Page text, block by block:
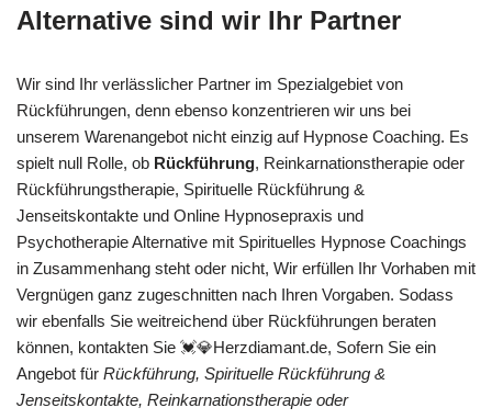
Alternative sind wir Ihr Partner
Wir sind Ihr verlässlicher Partner im Spezialgebiet von
Rückführungen, denn ebenso konzentrieren wir uns bei
unserem Warenangebot nicht einzig auf Hypnose Coaching. Es
spielt null Rolle, ob Rückführung, Reinkarnationstherapie oder
Rückführungstherapie, Spirituelle Rückführung &
Jenseitskontakte und Online Hypnosepraxis und
Psychotherapie Alternative mit Spirituelles Hypnose Coachings
in Zusammenhang steht oder nicht, Wir erfüllen Ihr Vorhaben mit
Vergnügen ganz zugeschnitten nach Ihren Vorgaben. Sodass
wir ebenfalls Sie weitreichend über Rückführungen beraten
können, kontakten Sie 💓️💎Herzdiamant.de, Sofern Sie ein
Angebot für Rückführung, Spirituelle Rückführung &
Jenseitskontakte, Reinkarnationstherapie oder